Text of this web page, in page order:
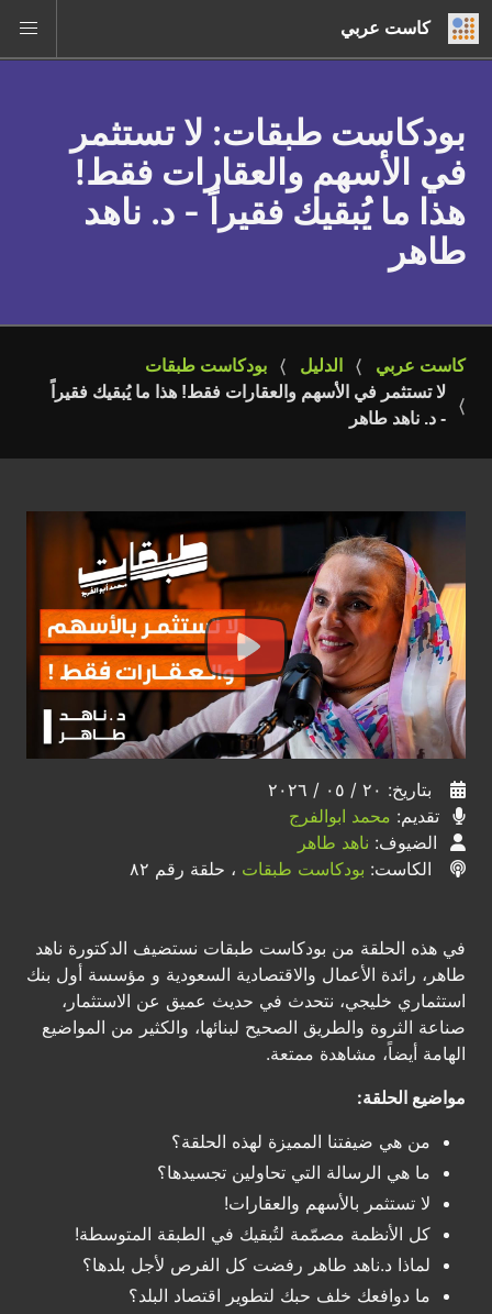
كاست عربي
بودكاست طبقات: لا تستثمر
في الأسهم والعقارات فقط!
هذا ما يُبقيك فقيراً - د. ناهد
طاهر
كاست عربي الدليل
بودكاست طبقات
لا تستثمر في الأسهم والعقارات فقط! هذا ما يُبقيك فقيراً
- د. ناهد طاهر
بتاريخ: ٢٠ / ٠٥ / ٢٠٢٦
تقديم: محمد ابوالفرج
الضيوف: ناهد طاهر
الكاست: بودكاست طبقات ، حلقة رقم ٨٢
في هذه الحلقة من بودكاست طبقات نستضيف الدكتورة ناهد
طاهر، رائدة الأعمال والاقتصادية السعودية و مؤسسة أول بنك
استثماري خليجي، نتحدث في حديث عميق عن الاستثمار،
صناعة الثروة والطريق الصحيح لبنائها، والكثير من المواضيع
الهامة أيضاً، مشاهدة ممتعة.
مواضيع الحلقة:
من هي ضيفتنا المميزة لهذه الحلقة؟
ما هي الرسالة التي تحاولين تجسيدها؟
لا تستثمر بالأسهم والعقارات!
كل الأنظمة مصمّمة لتُبقيك في الطبقة المتوسطة!
لماذا د.ناهد طاهر رفضت كل الفرص لأجل بلدها؟
ما دوافعك خلف حبك لتطوير اقتصاد البلد؟